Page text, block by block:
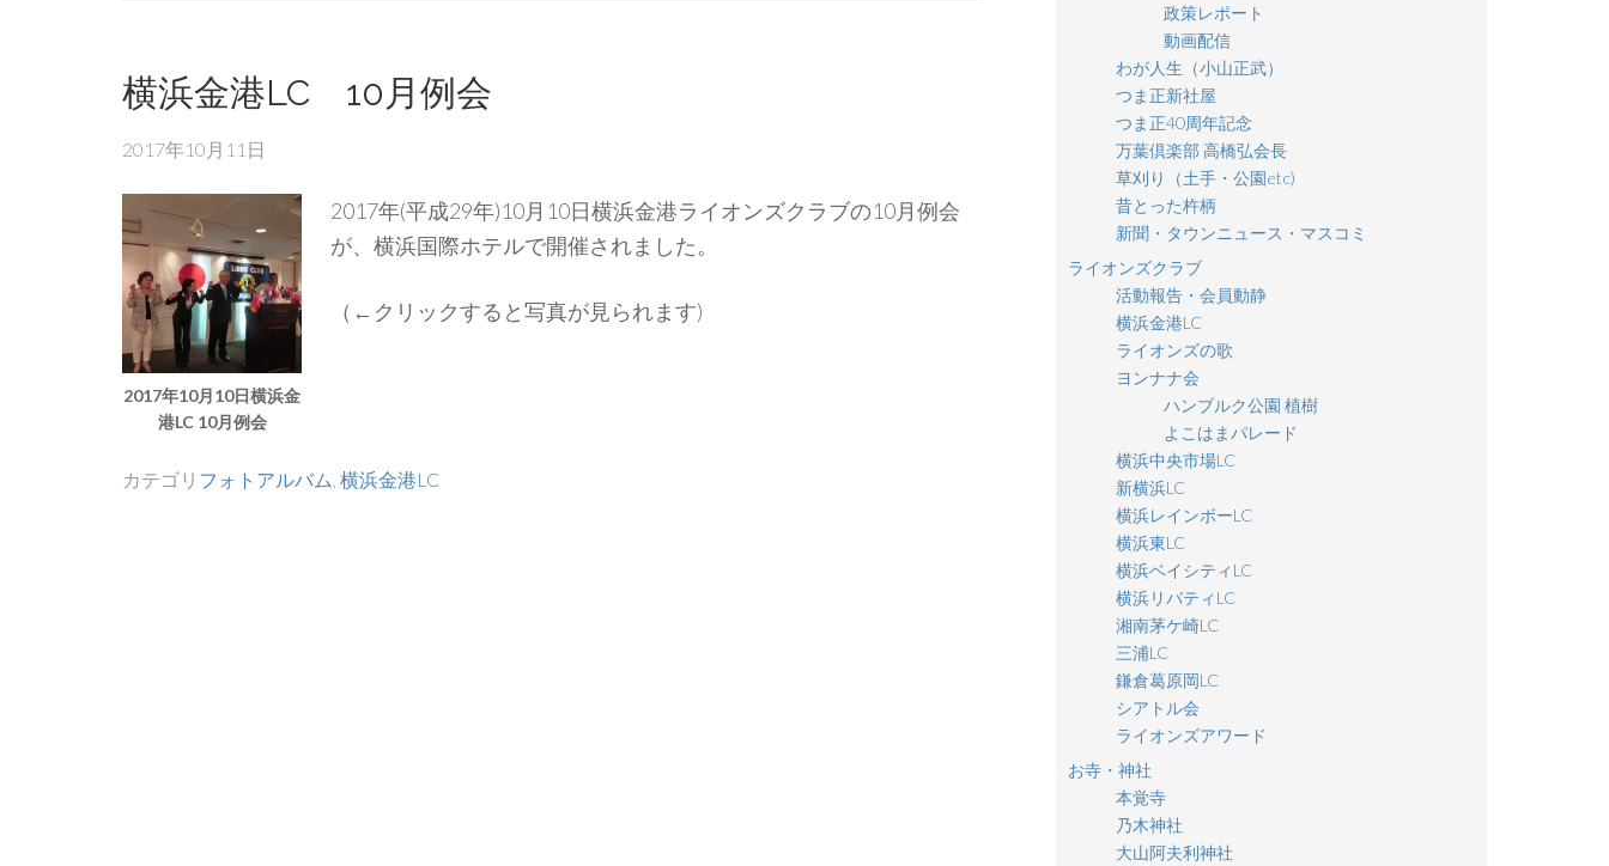
横浜金港LC 10月例会
2017年10月11日
2017年10月10日横浜金
港LC 10月例会
2017年(平成29年)10月10日横浜金港ライオンズクラブの10月例会
が、横浜国際ホテルで開催されました。
（←クリックすると写真が見られます)
カテゴリ フォトアルバム 横浜金港LC
政策レポート
動画配信
わが人生（小山正武）
つま正新社屋
つま正40周年記念
万葉倶楽部 高橋弘会長
草刈り（土手・公園etc)
昔とった杵柄
新聞・タウンニュース・マスコミ
ライオンズクラブ
活動報告・会員動静
横浜金港LC
ライオンズの歌
ヨンナナ会
ハンブルク公園 植樹
よこはまパレード
横浜中央市場LC
新横浜LC
横浜レインボーLC
横浜東LC
横浜ベイシティLC
横浜リバティLC
湘南茅ケ崎LC
三浦LC
鎌倉葛原岡LC
シアトル会
ライオンズアワード
お寺・神社
本覚寺
乃木神社
大山阿夫利神社